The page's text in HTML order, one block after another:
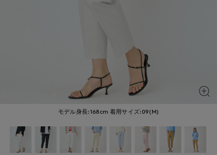
モデル身長:168cm 着用サイズ:09(M)